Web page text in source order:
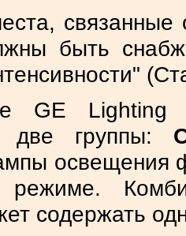
быть
GE
две группы:
освещения
содержать